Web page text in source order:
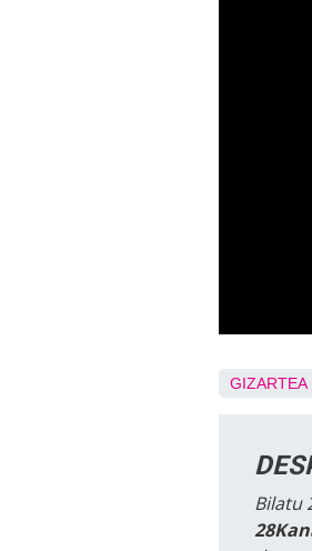
GIZARTEA
Bilatu